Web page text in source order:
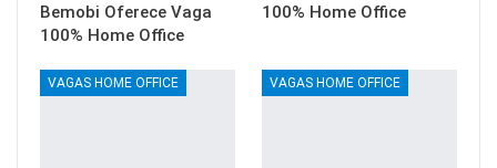
Bemobi Oferece Vaga
100% Home Office
100% Home Office
VAGAS HOME OFFICE VAGAS HOME OFFICE